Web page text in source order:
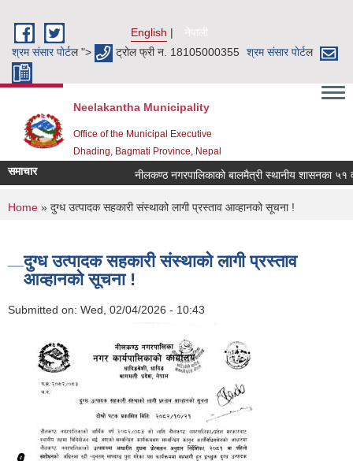
English
नेपाली
श्रम संसार पाेर्टल "> ट्रोल फ्री न. 18105000355 श्रम संसार पाेर्टल
Neelakantha Municipality
Office of the Municipal Executive
Dhading, Bagmati Province, Nepal
समाचार नीलकण्ठ नगरपालिकाको बालमैत्री स्थानीय शासनका ५१
You are here
Home » दुग्ध उत्पादक सहकारी संस्थाको लागी प्रस्ताव आव्हानको सूचना !
दुग्ध उत्पादक सहकारी संस्थाको लागी प्रस्ताव
आव्हानको सूचना !
Submitted on: Wed, 02/04/2026 - 10:43